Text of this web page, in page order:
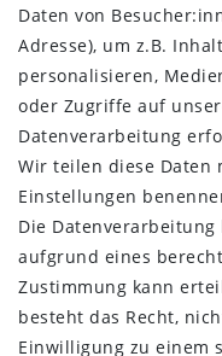
Daten­schutz­erklärung
AGB
Kontakt
ZAHLUNG &
Daten von
Adresse), um z.B.
personalisieren,
oder Zugriffe auf
Datenverarbeitung
Wir teilen diese
Einstellungen
Die
aufgrund eines
Zustimmung kann
besteht das Recht,
Einwilligung zu einem